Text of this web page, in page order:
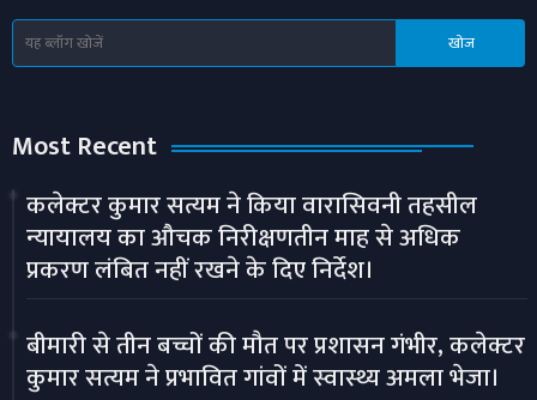
Most Recent
कलेक्टर कुमार सत्यम ने किया वारासिवनी तहसील
न्यायालय का औचक निरीक्षणतीन माह से अधिक
प्रकरण लंबित नहीं रखने के दिए निर्देश।
बीमारी से तीन बच्चों की मौत पर प्रशासन गंभीर, कलेक्टर
कुमार सत्यम ने प्रभावित गांवों में स्वास्थ्य अमला भेजा।